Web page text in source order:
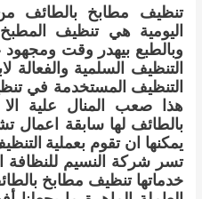
تنظيف مطابخ بالطائف
اليومية هي تنظيف
وبالطبع بيهدر وقت
التنظيف السلمية والفعالة
التنظيف المستخدمة في
هذا صعب المنال علية
بالطائف لها سابقة اعمال
يمكنها ان تقوم بعملية
تسر شركة النسيم للنظافة
خدماتها تنظيف مطابخ